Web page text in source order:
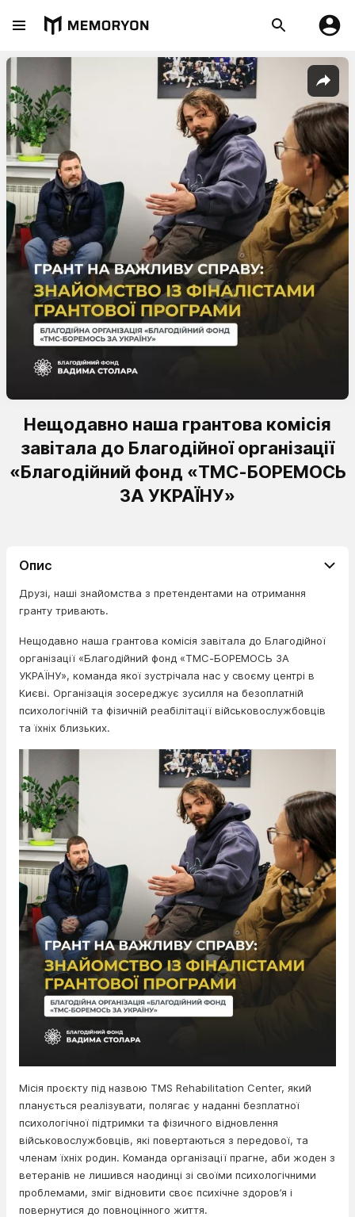
Нещодавно наша грантова комісія
завітала до Благодійної організації
«Благодійний фонд «ТМС-БОРЕМОСЬ
ЗА УКРАЇНУ»
Опис
Друзі, наші знайомства з претендентами на отримання
гранту тривають.
Нещодавно наша грантова комісія завітала до Благодійної
організації «Благодійний фонд «ТМС-БОРЕМОСЬ ЗА
УКРАЇНУ», команда якої зустрічала нас у своєму центрі в
Києві. Організація зосереджує зусилля на безоплатній
психологічній та фізичній реабілітації військовослужбовців
та їхніх близьких.
Місія проєкту під назвою TMS Rehabilitation Center, який
планується реалізувати, полягає у наданні безплатної
психологічної підтримки та фізичного відновлення
військовослужбовців, які повертаються з передової, та
членам їхніх родин. Команда організації прагне, аби жоден з
ветеранів не лишився наодинці зі своїми психологічними
проблемами, зміг відновити своє психічне здоров’я і
повернутися до повноцінного життя.